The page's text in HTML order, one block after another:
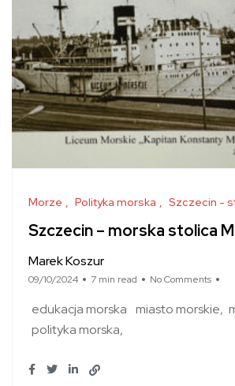
Morze Polityka morska Szczecin -
Szczecin – morska stolica
Marek Koszur
09/10/2024 7 min read No Comments
edukacja morska miasto morskie
polityka morska